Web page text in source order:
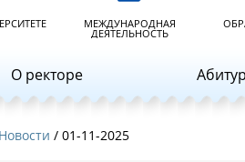
МЕЖДУНАРОДНАЯ
ДЕЯТЕЛЬНОСТЬ
О ректоре
Новости / 01-11-2025